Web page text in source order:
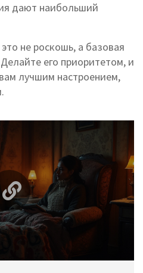
дают наибольший
не роскошь, а базовая
его приоритетом, и
лучшим настроением,